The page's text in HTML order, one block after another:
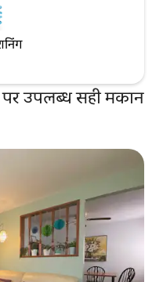
उपलब्ध सही मकान